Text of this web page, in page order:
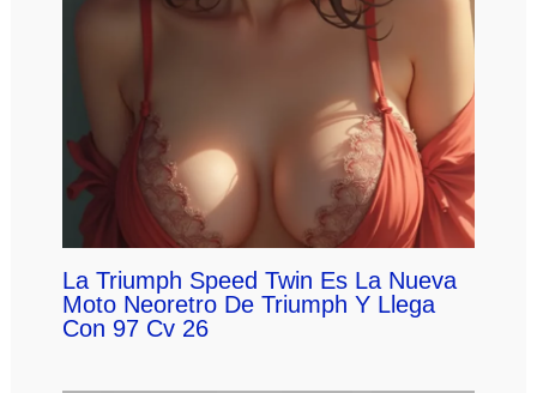
La Triumph Speed Twin Es La Nueva
Moto Neoretro De Triumph Y Llega
Con 97 Cv 26